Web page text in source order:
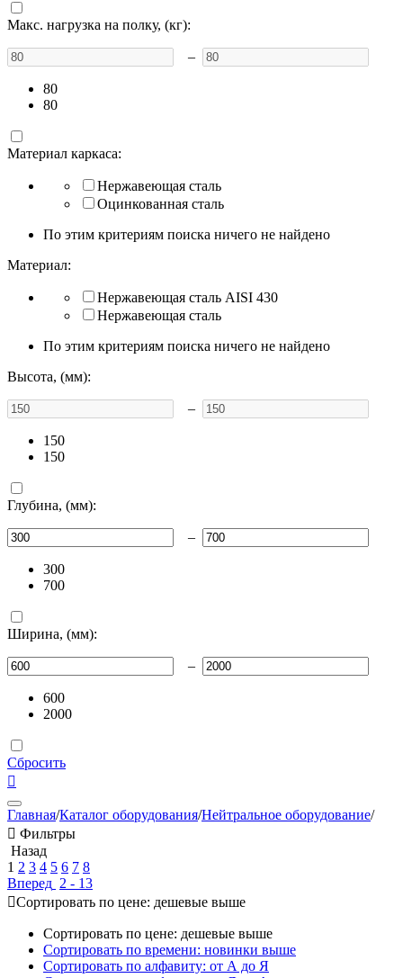
Макс. нагрузка на полку, (кг):
–
80
80
Материал каркаса:
Нержавеющая сталь
Оцинкованная сталь
По этим критериям поиска ничего не найдено
Материал:
Нержавеющая сталь AISI 430
Нержавеющая сталь
По этим критериям поиска ничего не найдено
Высота, (мм):
–
150
150
Глубина, (мм):
–
300
700
Ширина, (мм):
–
600
2000
Сбросить

Главная/Каталог оборудования/Нейтральное оборудование/
 Фильтры
Назад
1 2 3 4 5 6 7 8
Вперед 2 - 13
Сортировать по цене: дешевые выше
Сортировать по цене: дешевые выше
Сортировать по времени: новинки выше
Сортировать по алфавиту: от А до Я